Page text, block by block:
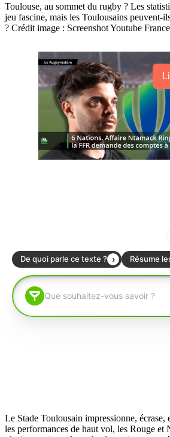
Toulouse, au sommet du rugby ? Les
jeu fascine, mais les Toulousains peuvent-
? Crédit image : Screenshot Youtube
Le Stade Toulousain impressionne,
les performances de haut vol, les Rouge et